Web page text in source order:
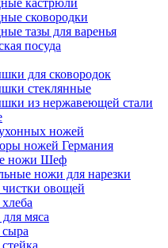
кастрюли
сковородки
тазы для варенья
посуда
для сковородок
стеклянные
из нержавеющей стали
ножей
ножей Германия
ножи Шеф
ножи для нарезки
овощей
мяса